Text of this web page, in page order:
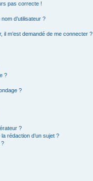
pas correcte !
d’utilisateur ?
il m’est demandé de me connecter ?
?
?
?
rédaction d’un sujet ?
?